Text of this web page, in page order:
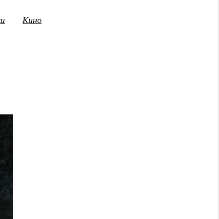
Кино